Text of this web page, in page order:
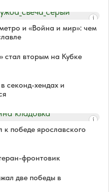
и «Война и мир»: чем
стал вторым на Кубке
секонд-хендах и
победе ярославского
фронтовик
две победы в